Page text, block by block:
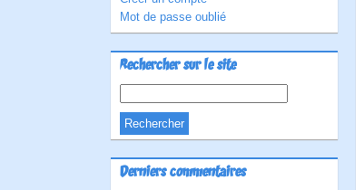
Mot de passe oublié
Rechercher sur le site
Derniers commentaires